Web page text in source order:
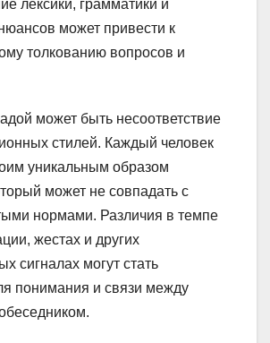
лексики, грамматики и
может привести к
толкованию вопросов и
может быть несоответствие
стилей. Каждый человек
уникальным образом
может не совпадать с
нормами. Различия в темпе
жестах и других
сигналах могут стать
понимания и связи между